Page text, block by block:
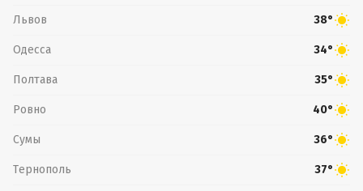
Львов 38°
Одесса 34°
Полтава 35°
Ровно 40°
Сумы 36°
Тернополь 37°